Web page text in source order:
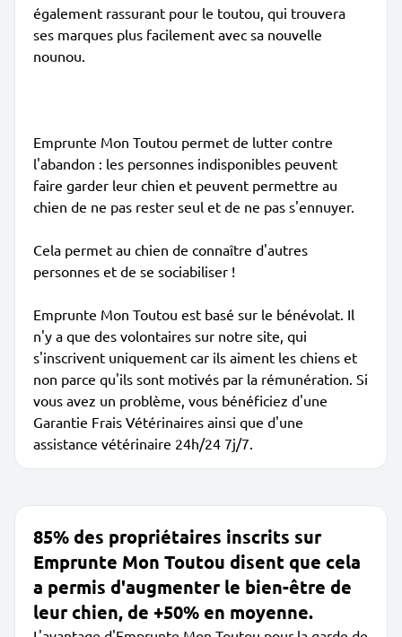
également rassurant pour le toutou, qui trouvera
ses marques plus facilement avec sa nouvelle
nounou.
Emprunte Mon Toutou permet de lutter contre
l'abandon : les personnes indisponibles peuvent
faire garder leur chien et peuvent permettre au
chien de ne pas rester seul et de ne pas s'ennuyer.
Cela permet au chien de connaître d'autres
personnes et de se sociabiliser !
Emprunte Mon Toutou est basé sur le bénévolat. Il
n'y a que des volontaires sur notre site, qui
s'inscrivent uniquement car ils aiment les chiens et
non parce qu'ils sont motivés par la rémunération. Si
vous avez un problème, vous bénéficiez d'une
Garantie Frais Vétérinaires ainsi que d'une
assistance vétérinaire 24h/24 7j/7.
85% des propriétaires inscrits sur
Emprunte Mon Toutou disent que cela
a permis d'augmenter le bien-être de
leur chien, de +50% en moyenne.